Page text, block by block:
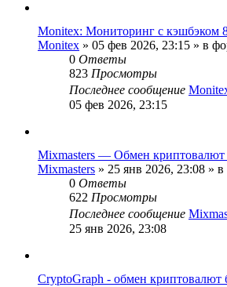
Monitex: Мониторинг с кэшбэком
Monitex » 05 фев 2026, 23:15 » в
0 Ответы
823 Просмотры
Последнее сообщение
05 фев 2026, 23:15
Mixmasters — Обмен
Mixmasters » 25 янв 2026, 23:08 »
0 Ответы
622 Просмотры
Последнее сообщение
25 янв 2026, 23:08
CryptoGraph - обмен